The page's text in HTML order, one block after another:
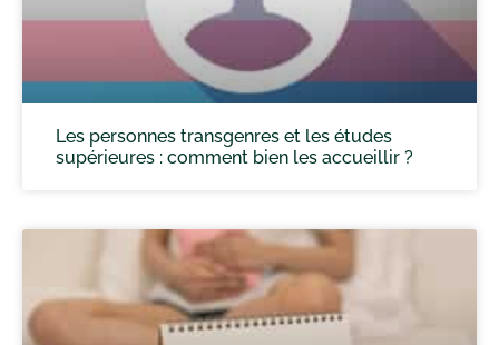
Les personnes transgenres et les études
supérieures : comment bien les accueillir ?